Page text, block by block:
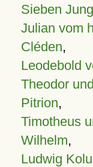
Sieben
Julian vom
Cléden,
Leodebold
Theodor
Pitrion,
Timotheus
Wilhelm,
Ludwig